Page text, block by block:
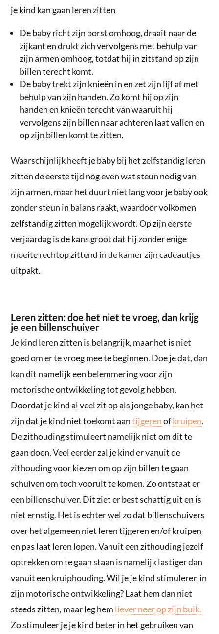
je kind kan gaan leren zitten
De baby richt zijn borst omhoog, draait naar de
zijkant en drukt zich vervolgens met behulp van
zijn armen omhoog, totdat hij in zitstand op zijn
billen terecht komt.
De baby trekt zijn knieën in en zet zijn lijf af met
behulp van zijn handen. Zo komt hij op zijn
handen en knieën terecht van waaruit hij
vervolgens zijn billen naar achteren laat vallen en
op zijn billen komt te zitten.
Waarschijnlijk heeft je baby bij het zelfstandig leren
zitten de eerste tijd nog even wat steun nodig van
zijn armen, maar het duurt niet lang voor je baby ook
zonder steun in balans raakt, waardoor volkomen
zelfstandig zitten mogelijk wordt. Op zijn eerste
verjaardag is de kans groot dat hij zonder enige
moeite rechtop zittend in de kamer zijn cadeautjes
uitpakt.
Leren zitten: doe het niet te vroeg, dan krijg
je een billenschuiver
Je kind leren zitten is belangrijk, maar het is niet
goed om er te vroeg mee te beginnen. Doe je dat, dan
kan dit namelijk een belemmering voor zijn
motorische ontwikkeling tot gevolg hebben.
Doordat je kind al veel zit op als jonge baby, kan het
zijn dat je kind niet toekomt aantijgerenofkruipen.
De zithouding stimuleert namelijk niet om dit te
gaan doen. Veel eerder zal je kind er vanuit de
zithouding voor kiezen om op zijn billen te gaan
schuiven om toch vooruit te komen. Zo ontstaat er
een billenschuiver. Dit ziet er best schattig uit en is
niet ernstig. Het is echter wel zo dat billenschuivers
over het algemeen niet leren tijgeren en/of kruipen
en pas laat leren lopen. Vanuit een zithouding jezelf
optrekken om te gaan staan is namelijk lastiger dan
vanuit een kruiphouding. Wil je je kind stimuleren in
zijn motorische ontwikkeling? Laat hem dan niet
steeds zitten, maar leg hem liever neer op zijn buik.
Zo stimuleer je je kind beter in het gebruiken van